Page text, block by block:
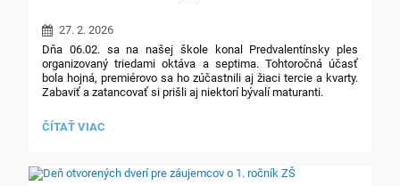
27. 2. 2026
Dňa 06.02. sa na našej škole konal Predvalentínsky ples
organizovaný triedami oktáva a septima. Tohtoročná účasť
bola hojná, premiérovo sa ho zúčastnili aj žiaci tercie a kvarty.
Zabaviť a zatancovať si prišli aj niektorí bývalí maturanti.
V programe večera nesmel chýbať belgický tanec, stoličkový
tanec, súťaž o najlepší koláč, hlasovanie za kráľa a kráľovnú
Atmosféru dotvárala valentínska výzdoba, vrátane fotosteny
a balónov, skvelá hudba, svetlá a chutné občerstvenie.
PREDVALENTÍNSKY
ČÍTAŤ VIAC